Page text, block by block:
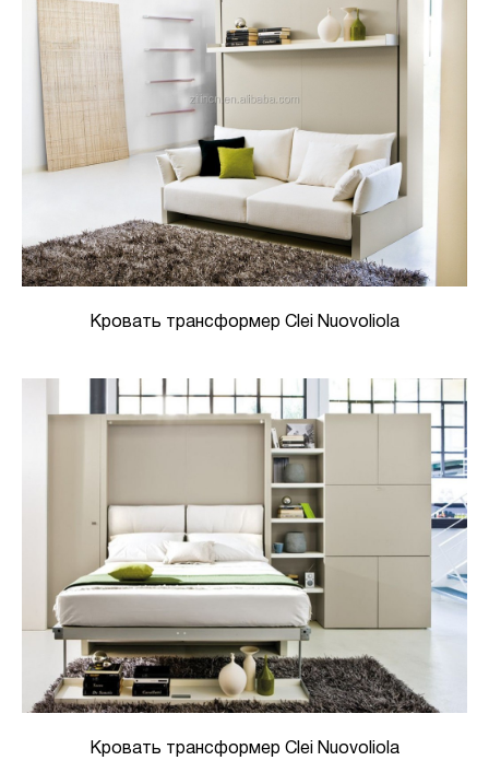
Кровать трансформер Clei Nuovoliola
Кровать трансформер Clei Nuovoliola